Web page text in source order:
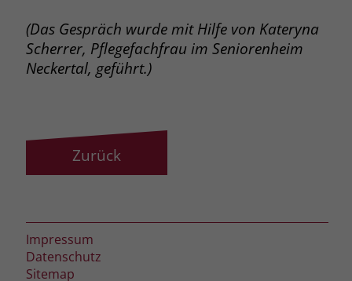
(Das Gespräch wurde mit Hilfe von Kateryna
Scherrer, Pflegefachfrau im Seniorenheim
Neckertal, geführt.)
Zurück
Impressum
Datenschutz
Sitemap